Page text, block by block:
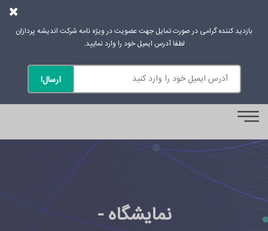
نمایشگاه -
بازدید کننده گرامی در صورت تمایل جهت عضویت در ویژه نامه شرکت اندیشه پردازان
لطفا آدرس ایمیل خود را وارد نمایید.